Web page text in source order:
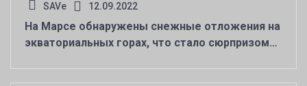
SAVe 12.09.2022
На Марсе обнаружены снежные отложения на
экваториальных горах, что стало сюрпризом